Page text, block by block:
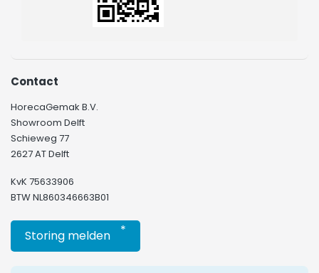
Contact
HorecaGemak B.V.
Showroom Delft
Schieweg 77
2627 AT Delft
KvK 75633906
BTW NL860346663B01
Storing melden *